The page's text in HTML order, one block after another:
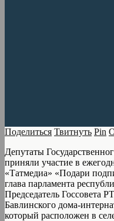
Поделиться Твитнуть Pin
Депутаты
приняли участие в
«Татмедиа» «Подари
глава парламента
Председатель Госсовета
Бавлинского дома-
который расположен в